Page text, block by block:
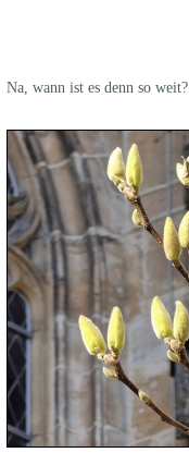
Na, wann ist es denn so weit?